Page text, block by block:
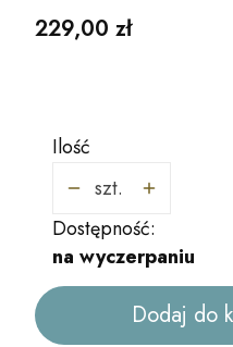
Cena
229,00 zł
Ilość
szt.
Dostępność:
na wyczerpaniu
Dodaj do